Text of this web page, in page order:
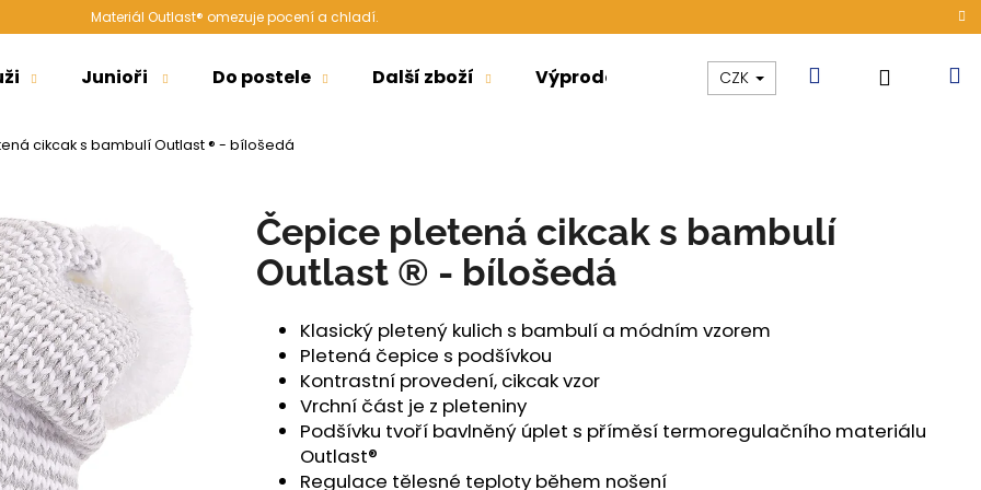
Materiál Outlast® omezuje pocení a chladí.
Junioři Do postele Další zboží Výprodej Kolekce Akce
CZK Hledat
cikcak s bambulí Outlast ® - bílošedá
Čepice pletená cikcak s bambulí
Outlast ® - bílošedá
Klasický pletený kulich s bambulí a módním vzorem
Pletená čepice s podšívkou
Kontrastní provedení, cikcak vzor
Vrchní část je z pleteniny
Podšívku tvoří bavlněný úplet s příměsí termoregulačního materiálu
Outlast®
Regulace tělesné teploty během nošení
Doporučujeme
HIGH LONG DÁMSKÉ TENKÉ ŠORTKY HIGH LONG DÁMSKÉ TENKÉ